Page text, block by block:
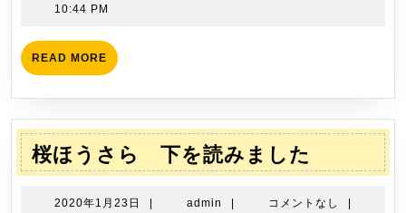
を
読
み
ま
し
10:44 PM
READ MORE READ
MORE
桜ほうさら 下を読みました
ほ
う
2020年1月23日
2020
admin admin コメントなし